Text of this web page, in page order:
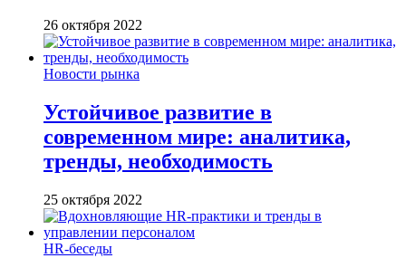
26 октября 2022
Новости рынка
Устойчивое развитие в
современном мире: аналитика,
тренды, необходимость
25 октября 2022
HR-беседы